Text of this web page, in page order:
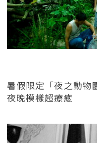
暑假限定「夜之動物
夜晚模樣超療癒